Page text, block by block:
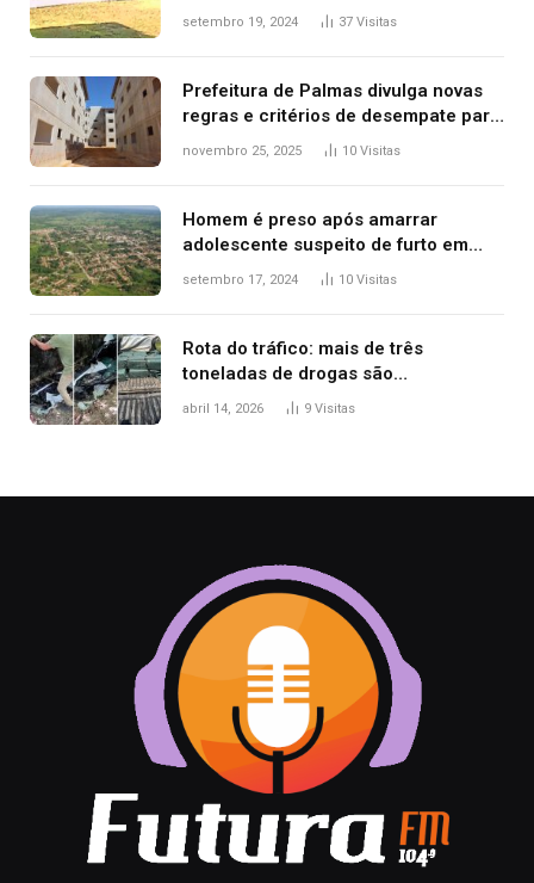
durante confusão no trânsito
setembro 19, 2024 37 Visitas
Prefeitura de Palmas divulga novas
regras e critérios de desempate para
seleção de famílias no Minha Casa,
novembro 25, 2025 10 Visitas
Homem é preso após amarrar
adolescente suspeito de furto em
estaca de cerca e agredi-lo
setembro 17, 2024 10 Visitas
Rota do tráfico: mais de três
toneladas de drogas são
apreendidas no TO em três meses
abril 14, 2026 9 Visitas